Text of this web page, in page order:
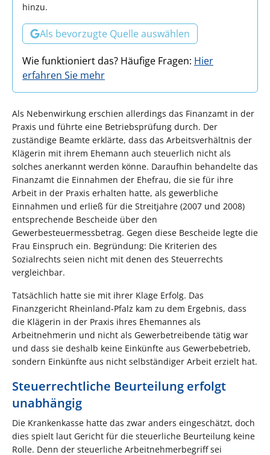
hinzu.
Als bevorzugte Quelle auswählen
Wie funktioniert das? Häufige Fragen: Hier
erfahren Sie mehr
Als Nebenwirkung erschien allerdings das Finanzamt in der
Praxis und führte eine Betriebsprüfung durch. Der
zuständige Beamte erklärte, dass das Arbeitsverhältnis der
Klägerin mit ihrem Ehemann auch steuerlich nicht als
solches anerkannt werden könne. Daraufhin behandelte das
Finanzamt die Einnahmen der Ehefrau, die sie für ihre
Arbeit in der Praxis erhalten hatte, als gewerbliche
Einnahmen und erließ für die Streitjahre (2007 und 2008)
entsprechende Bescheide über den
Gewerbesteuermessbetrag. Gegen diese Bescheide legte die
Frau Einspruch ein. Begründung: Die Kriterien des
Sozialrechts seien nicht mit denen des Steuerrechts
vergleichbar.
Tatsächlich hatte sie mit ihrer Klage Erfolg. Das
Finanzgericht Rheinland-Pfalz kam zu dem Ergebnis, dass
die Klägerin in der Praxis ihres Ehemannes als
Arbeitnehmerin und nicht als Gewerbetreibende tätig war
und dass sie deshalb keine Einkünfte aus Gewerbebetrieb,
sondern Einkünfte aus nicht selbständiger Arbeit erzielt hat.
Steuerrechtliche Beurteilung erfolgt
unabhängig
Die Krankenkasse hatte das zwar anders eingeschätzt, doch
dies spielt laut Gericht für die steuerliche Beurteilung keine
Rolle. Denn der steuerliche Arbeitnehmerbegriff sei